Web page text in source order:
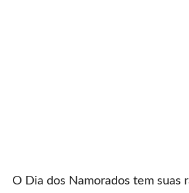
O Dia dos Namorados tem suas